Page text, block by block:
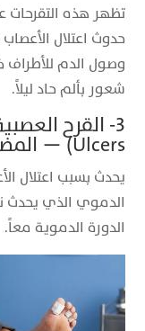
تظهر هذه التقرحات
حدوث اعتلال
وصول الدم للأطراف
شعور بألم حاد ليلاً.
Ulcers) — المضاعفة المزدوجة
يحدث بسبب اعتلال
الدموي الذي يحدث
الدورة الدموية معاً.